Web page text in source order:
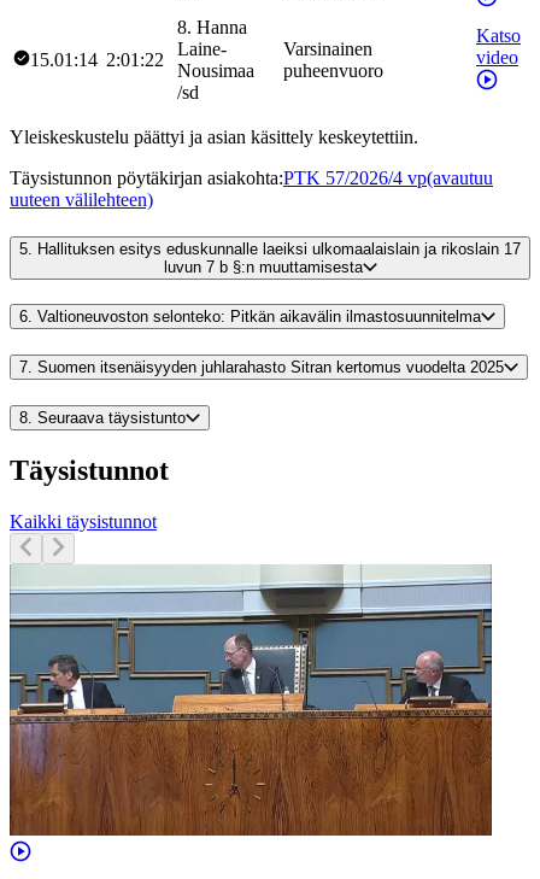
15.01:14 2:01:22
8. Hanna
Laine-
Nousimaa
/sd
Varsinainen
puheenvuoro
Katso
video
Yleiskeskustelu päättyi ja asian käsittely keskeytettiin.
Täysistunnon pöytäkirjan asiakohta:PTK 57/2026/4 vp(avautuu
uuteen välilehteen)
5.
Hallituksen esitys eduskunnalle laeiksi ulkomaalaislain ja rikoslain 17
luvun 7 b §:n muuttamisesta
6. Valtioneuvoston selonteko: Pitkän aikavälin ilmastosuunnitelma
7. Suomen itsenäisyyden juhlarahasto Sitran kertomus vuodelta 2025
8. Seuraava täysistunto
Täysistunnot
Kaikki täysistunnot